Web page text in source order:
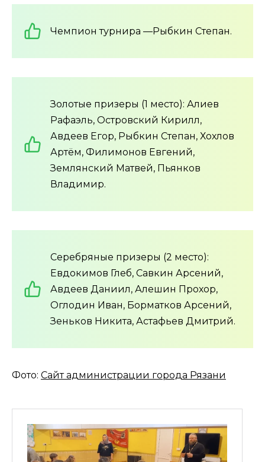
Чемпион турнира —Рыбкин Степан.
Золотые призеры (1 место): Алиев
Рафаэль, Островский Кирилл,
Авдеев Егор, Рыбкин Степан, Хохлов
Артём, Филимонов Евгений,
Землянский Матвей, Пьянков
Владимир.
Серебряные призеры (2 место):
Евдокимов Глеб, Савкин Арсений,
Авдеев Даниил, Алешин Прохор,
Оглодин Иван, Борматков Арсений,
Зеньков Никита, Астафьев Дмитрий.
Фото: Сайт администрации города Рязани